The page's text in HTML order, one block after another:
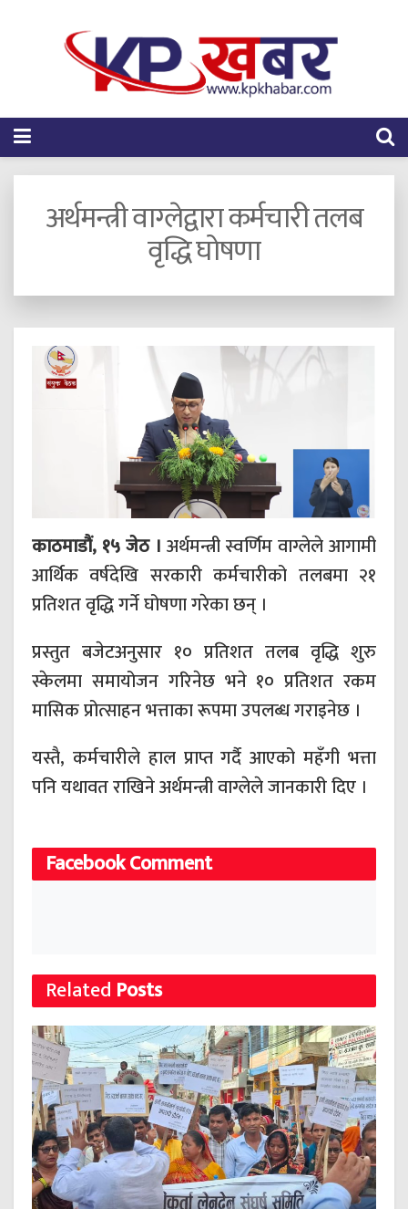
अर्थमन्त्री वाग्लेद्वारा कर्मचारी तलब
वृद्धि घोषणा
काठमाडौं, १५ जेठ । अर्थमन्त्री स्वर्णिम वाग्लेले आगामी
आर्थिक वर्षदेखि सरकारी कर्मचारीको तलबमा २१
प्रतिशत वृद्धि गर्ने घोषणा गरेका छन् ।
प्रस्तुत बजेटअनुसार १० प्रतिशत तलब वृद्धि शुरु
स्केलमा समायोजन गरिनेछ भने १० प्रतिशत रकम
मासिक प्रोत्साहन भत्ताका रूपमा उपलब्ध गराइनेछ ।
यस्तै, कर्मचारीले हाल प्राप्त गर्दै आएको महँगी भत्ता
पनि यथावत राखिने अर्थमन्त्री वाग्लेले जानकारी दिए ।
Facebook Comment
Related Posts